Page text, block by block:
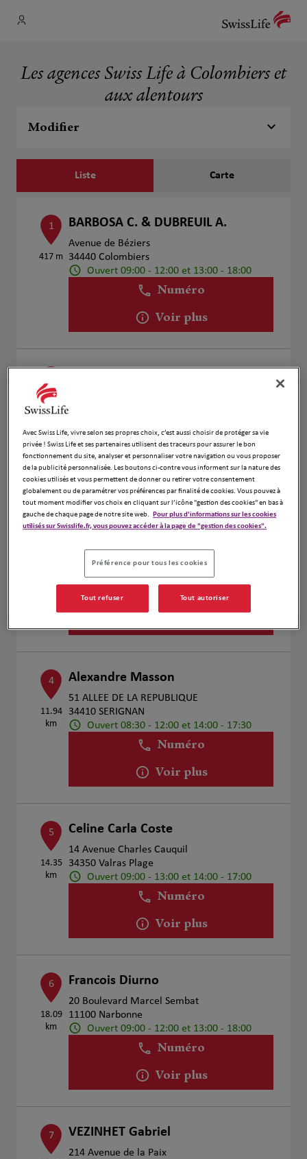
Les agences Swiss Life à Colombiers et
aux alentours
Modifier
Liste Carte
1
417 m
BARBOSA C. & DUBREUIL A.
Avenue de Béziers
34440 Colombiers
Ouvert 09:00 - 12:00 et 13:00 - 18:00
Numéro
Voir plus
8.36 km
Numéro
Voir plus
3 Stephane Vignoles
34500 Beziers
Ouvert 09:00 - 12:00 et 13:00 - 18:00
Numéro
4
11.94
km
Alexandre Masson
51 ALLEE DE LA REPUBLIQUE
34410 SERIGNAN
Ouvert 08:30 - 12:00 et 14:00 - 17:30
Numéro
Voir plus
5
14.35
km
Celine Carla Coste
14 Avenue Charles Cauquil
34350 Valras Plage
Ouvert 09:00 - 13:00 et 14:00 - 17:00
Numéro
Voir plus
6
18.09
km
Francois Diurno
20 Boulevard Marcel Sembat
11100 Narbonne
Ouvert 09:00 - 12:00 et 13:00 - 18:00
Numéro
Voir plus
7 VEZINHET Gabriel
214 Avenue de la Paix
Avec Swiss Life, vivre selon ses propres choix, c’est aussi choisir de protéger sa vie
privée ! Swiss Life et ses partenaires utilisent des traceurs pour assurer le bon
fonctionnement du site, analyser et personnaliser votre navigation ou vous proposer
de la publicité personnalisée. Les boutons ci-contre vous informent sur la nature des
cookies utilisés et vous permettent de donner ou retirer votre consentement
globalement ou de paramétrer vos préférences par finalité de cookies. Vous pouvez à
tout moment modifier vos choix en cliquant sur l’icône "gestion des cookies" en bas à
gauche de chaque page de notre site web.
Pour plus d'informations sur les cookies
utilisés sur Swisslife.fr, vous pouvez accéder à la page de "gestion des cookies".
Préférence pour tous les cookies
Tout refuser Tout autoriser